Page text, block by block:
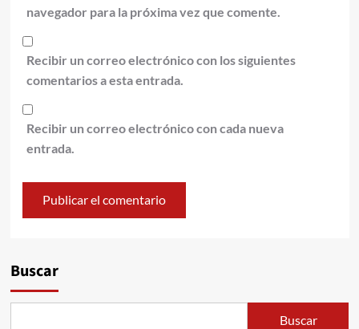
navegador para la próxima vez que comente.
Recibir un correo electrónico con los siguientes
comentarios a esta entrada.
Recibir un correo electrónico con cada nueva
entrada.
Buscar
Buscar